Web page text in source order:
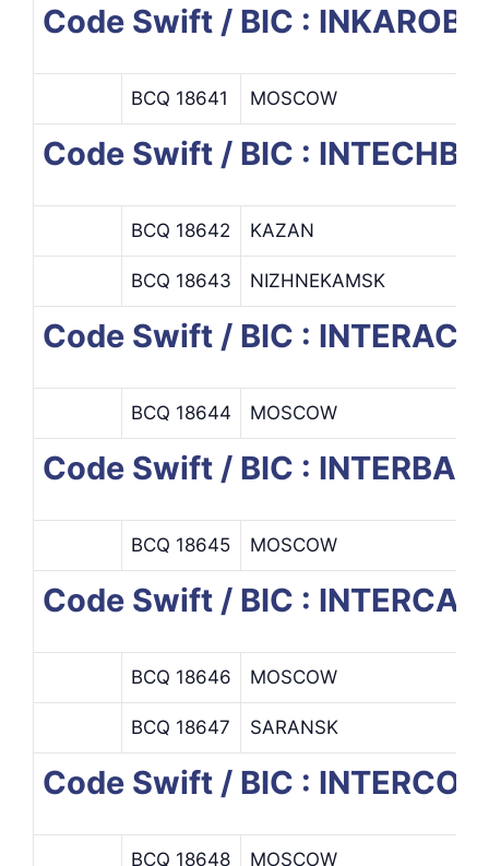
Code Swift / BIC :
BCQ 18641 MOSCOW
Code Swift / BIC :
BCQ 18642 KAZAN
BCQ 18643 NIZHNEKAMSK
Code Swift / BIC :
BCQ 18644 MOSCOW
Code Swift / BIC :
BCQ 18645 MOSCOW
Code Swift / BIC :
BCQ 18646 MOSCOW
BCQ 18647 SARANSK
Code Swift / BIC :
BCQ 18648 MOSCOW